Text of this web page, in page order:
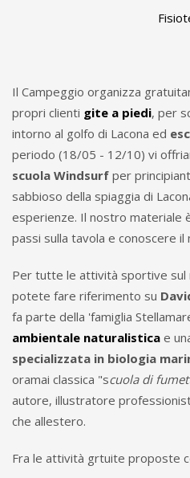
Il Campeggio organizza
propri clienti gite a piedi, per
intorno al golfo di Lacona ed
periodo (18/05 - 12/10) vi
scuola Windsurf per
sabbioso della spiaggia di
esperienze. Il nostro materiale
passi sulla tavola e conoscere
Per tutte le attività sportive sul
potete fare riferimento su
fa parte della 'famiglia
ambientale naturalistica e
specializzata in biologia
oramai classica "scuola di
autore, illustratore
che allestero.
Fra le attività grtuite proposte